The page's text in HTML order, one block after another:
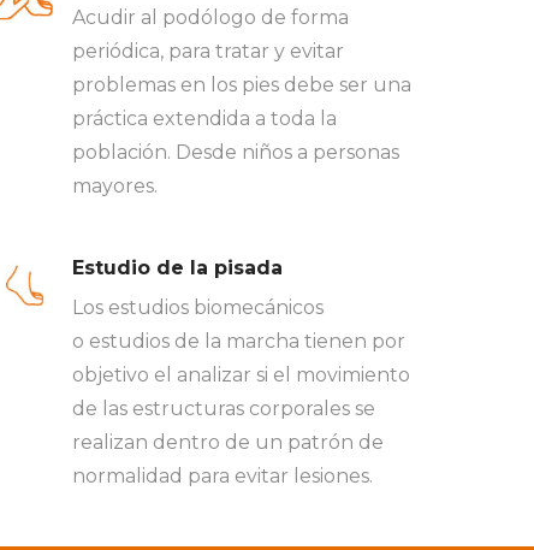
Acudir al podólogo de forma
periódica, para tratar y evitar
problemas en los pies debe ser una
práctica extendida a toda la
población. Desde niños a personas
mayores.
Estudio de la pisada
Los estudios biomecánicos
o estudios de la marcha tienen por
objetivo el analizar si el movimiento
de las estructuras corporales se
realizan dentro de un patrón de
normalidad para evitar lesiones.